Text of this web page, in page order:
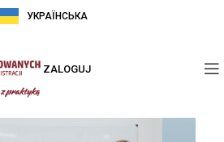
УКРАЇНСЬКА
ZALOGUJ